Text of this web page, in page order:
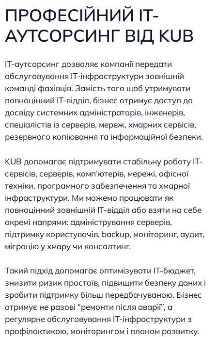
ПРОФЕСІЙНИЙ IT-
АУТСОРСИНГ ВІД KUB
IT-аутсорсинг дозволяє компанії передати
обслуговування IT-інфраструктури зовнішній
команді фахівців. Замість того щоб утримувати
повноцінний IT-відділ, бізнес отримує доступ до
досвіду системних адміністраторів, інженерів,
спеціалістів із серверів, мереж, хмарних сервісів,
резервного копіювання та інформаційної безпеки.
KUB допомагає підтримувати стабільну роботу IT-
сервісів, серверів, комп’ютерів, мережі, офісної
техніки, програмного забезпечення та хмарної
інфраструктури. Ми можемо працювати як
повноцінний зовнішній IT-відділ або взяти на себе
окремі напрями: адміністрування серверів,
підтримку користувачів, backup, моніторинг, аудит,
міграцію у хмару чи консалтинг.
Такий підхід допомагає оптимізувати IT-бюджет,
знизити ризик простоїв, підвищити безпеку даних і
зробити підтримку більш передбачуваною. Бізнес
отримує не разові “ремонти після аварії”, а
регулярне обслуговування IT-інфраструктури з
профілактикою, моніторингом і планом розвитку.